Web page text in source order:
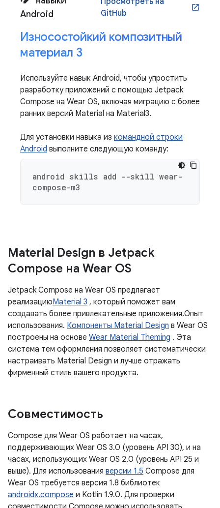
Android
GitHub
open_in_new
Износостойкий композитный
материал 3
Используйте навык Android, чтобы упростить
разработку приложений с помощью Jetpack
Compose на Wear OS, включая миграцию с более
ранних версий Material на Material3.
Для установки навыка из командной строки
Android выполните следующую команду:
android skills add --skill wear-
compose-m3
Material Design в Jetpack
Compose на Wear OS
Jetpack Compose на Wear OS предлагает
реализациюMaterial 3 , который поможет вам
создавать более привлекательные приложения.Опыт
использования. Компоненты Material Design в Wear OS
построены на основе Wear Material Theming . Эта
система тем оформления позволяет систематически
настраивать Material Design и лучше отражать
фирменный стиль вашего продукта.
Совместимость
Compose для Wear OS работает на часах,
поддерживающих Wear OS 3.0 (уровень API 30), и на
часах, использующих Wear OS 2.0 (уровень API 25 и
выше). Для использования версии 1.5 Compose для
Wear OS требуется версия 1.8 библиотек
androidx.compose и Kotlin 1.9.0. Для проверки